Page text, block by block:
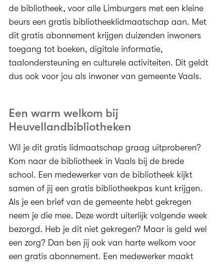
de bibliotheek, voor alle Limburgers met een kleine
beurs een gratis bibliotheeklidmaatschap aan. Met
dit gratis abonnement krijgen duizenden inwoners
toegang tot boeken, digitale informatie,
taalondersteuning en culturele activiteiten. Dit geldt
dus ook voor jou als inwoner van gemeente Vaals.
Een warm welkom bij
Heuvellandbibliotheken
Wil je dit gratis lidmaatschap graag uitproberen?
Kom naar de bibliotheek in Vaals bij de brede
school. Een medewerker van de bibliotheek kijkt
samen of jij een gratis bibliotheekpas kunt krijgen.
Als je een brief van de gemeente hebt gekregen
neem je die mee. Deze wordt uiterlijk volgende week
bezorgd. Heb je dit niet gekregen? Maar is geld wel
een zorg? Dan ben jij ook van harte welkom voor
een gratis abonnement. Een medewerker maakt